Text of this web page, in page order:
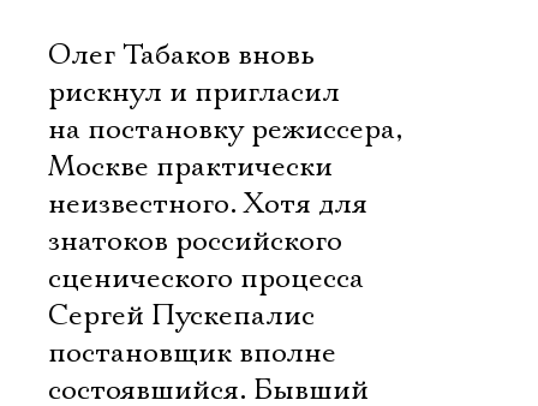
Олег Табаков вновь
рискнул и пригласил
на постановку режиссера,
Москве практически
неизвестного. Хотя для
знатоков российского
сценического процесса
Сергей Пускепалис 
постановщик вполне
состоявшийся. Бывший